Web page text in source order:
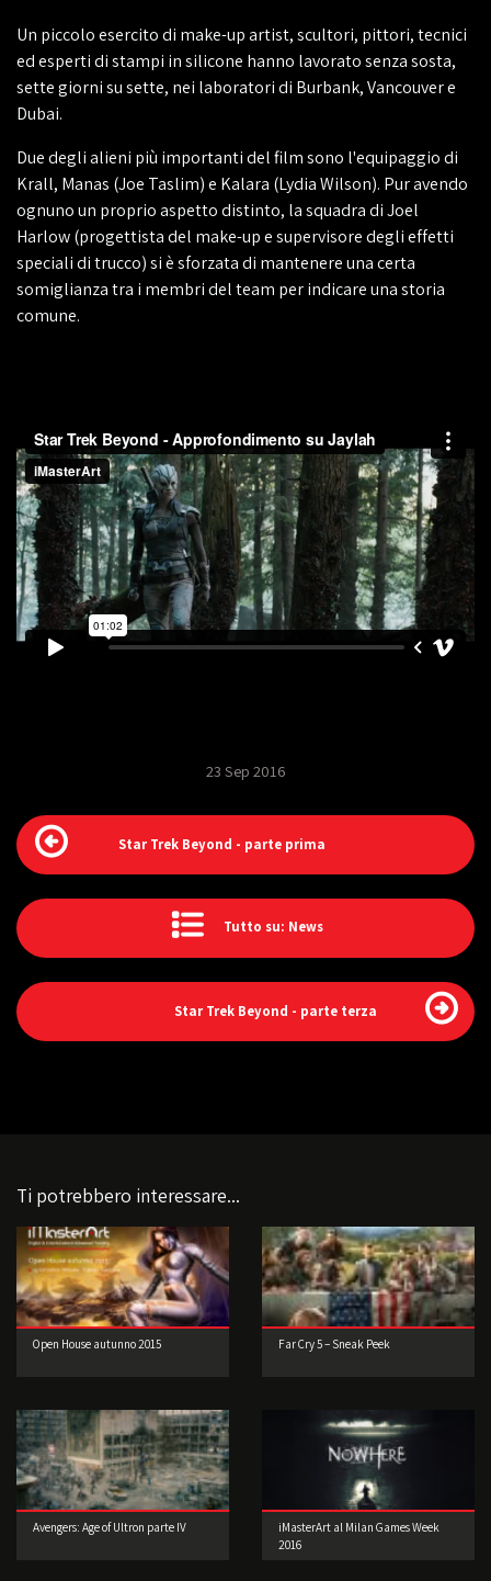
Un piccolo esercito di make-up artist, scultori, pittori, tecnici
ed esperti di stampi in silicone hanno lavorato senza sosta,
sette giorni su sette, nei laboratori di Burbank, Vancouver e
Dubai.
Due degli alieni più importanti del film sono l'equipaggio di
Krall, Manas (Joe Taslim) e Kalara (Lydia Wilson). Pur avendo
ognuno un proprio aspetto distinto, la squadra di Joel
Harlow (progettista del make-up e supervisore degli effetti
speciali di trucco) si è sforzata di mantenere una certa
somiglianza tra i membri del team per indicare una storia
comune.
23 Sep 2016
Star Trek Beyond - parte prima
Tutto su: News
Star Trek Beyond - parte terza
Ti potrebbero interessare...
Open House autunno 2015 Far Cry 5 – Sneak Peek
Avengers: Age of Ultron parte IV
iMasterArt al Milan Games Week
2016